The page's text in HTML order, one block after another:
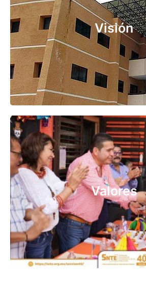
Visión
Ser un Sindicato moderno,
con dirigentes cercanos a sus
concentra su atención en
el orgullo de ser maestro y el
social en la tarea de la
Valores
Unidad
Honestidad
Vocación
Compromiso
Lealtad
Disciplina